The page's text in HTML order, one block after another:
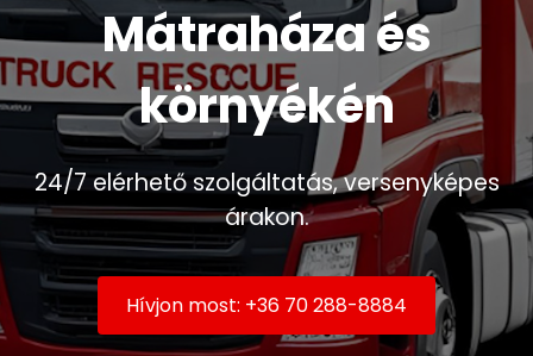
Mátraháza és
környékén
24/7 elérhető szolgáltatás, versenyképes
árakon.
Hívjon most: +36 70 288-8884